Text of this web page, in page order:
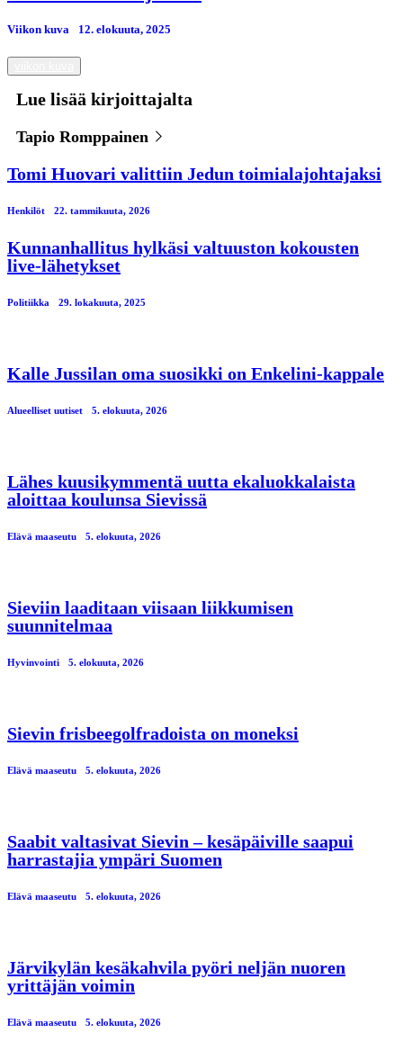
Viikon kuva 12. elokuuta, 2025
Lue lisää kirjoittajalta
Tapio Romppainen
Tomi Huovari valittiin Jedun toimialajohtajaksi
Henkilöt 22. tammikuuta, 2026
Kunnanhallitus hylkäsi valtuuston kokousten
live-lähetykset
Politiikka 29. lokakuuta, 2025
Kalle Jussilan oma suosikki on Enkelini-kappale
Alueelliset uutiset 5. elokuuta, 2026
Lähes kuusikymmentä uutta ekaluokkalaista
aloittaa koulunsa Sievissä
Elävä maaseutu 5. elokuuta, 2026
Sieviin laaditaan viisaan liikkumisen
suunnitelmaa
Hyvinvointi 5. elokuuta, 2026
Sievin frisbeegolfradoista on moneksi
Elävä maaseutu 5. elokuuta, 2026
Saabit valtasivat Sievin – kesäpäiville saapui
harrastajia ympäri Suomen
Elävä maaseutu 5. elokuuta, 2026
Järvikylän kesäkahvila pyöri neljän nuoren
yrittäjän voimin
Elävä maaseutu 5. elokuuta, 2026